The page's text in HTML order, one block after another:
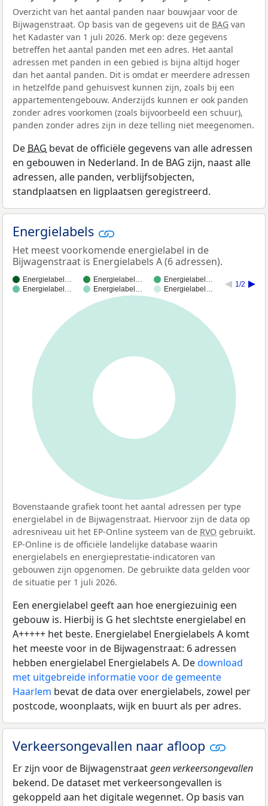
Overzicht van het aantal panden naar bouwjaar voor de
Bijwagenstraat. Op basis van de gegevens uit de BAG van
het Kadaster van 1 juli 2026. Merk op: deze gegevens
betreffen het aantal panden met een adres. Het aantal
adressen met panden in een gebied is bijna altijd hoger
dan het aantal panden. Dit is omdat er meerdere adressen
in hetzelfde pand gehuisvest kunnen zijn, zoals bij een
appartementengebouw. Anderzijds kunnen er ook panden
zonder adres voorkomen (zoals bijvoorbeeld een schuur),
panden zonder adres zijn in deze telling niet meegenomen.
De BAG bevat de officiële gegevens van alle adressen
en gebouwen in Nederland. In de BAG zijn, naast alle
adressen, alle panden, verblijfsobjecten,
standplaatsen en ligplaatsen geregistreerd.
Energielabels
Het meest voorkomende energielabel in de
Bijwagenstraat is Energielabels A (6 adressen).
Energielabel… Energielabel…
Energielabel…
Energielabel…
Energielabel… Energielabel…
1/2
Bovenstaande grafiek toont het aantal adressen per type
energielabel in de Bijwagenstraat. Hiervoor zijn de data op
adresniveau uit het EP-Online systeem van de RVO gebruikt.
EP-Online is de officiële landelijke database waarin
energielabels en energieprestatie-indicatoren van
gebouwen zijn opgenomen. De gebruikte data gelden voor
de situatie per 1 juli 2026.
Een energielabel geeft aan hoe energiezuinig een
gebouw is. Hierbij is G het slechtste energielabel en
A+++++ het beste. Energielabel Energielabels A komt
het meeste voor in de Bijwagenstraat: 6 adressen
hebben energielabel Energielabels A. Dedownload
met uitgebreide informatie voor de gemeente
Haarlem bevat de data over energielabels, zowel per
postcode, woonplaats, wijk en buurt als per adres.
Verkeersongevallen naar afloop
Er zijn voor de Bijwagenstraatgeen verkeersongevallen
bekend. De dataset met verkeersongevallen is
gekoppeld aan het digitale wegennet. Op basis van